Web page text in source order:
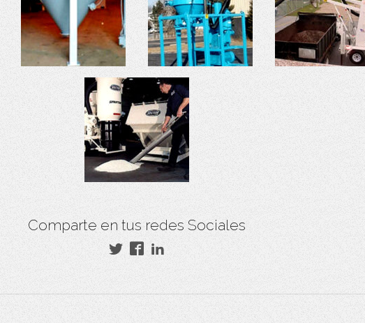
Comparte en tus redes Sociales